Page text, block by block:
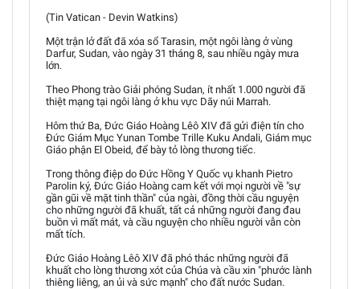
(Tin Vatican - Devin Watkins)
Một trận lở đất đã xóa sổ Tarasin, một ngôi làng ở vùng
Darfur, Sudan, vào ngày 31 tháng 8, sau nhiều ngày mưa
lớn.
Theo Phong trào Giải phóng Sudan, ít nhất 1.000 người đã
thiệt mạng tại ngôi làng ở khu vực Dãy núi Marrah.
Hôm thứ Ba, Đức Giáo Hoàng Lêô XIV đã gửi điện tín cho
Đức Giám Mục Yunan Tombe Trille Kuku Andali, Giám mục
Giáo phận El Obeid, để bày tỏ lòng thương tiếc.
Trong thông điệp do Đức Hồng Y Quốc vụ khanh Pietro
Parolin ký, Đức Giáo Hoàng cam kết với mọi người về "sự
gần gũi về mặt tinh thần" của ngài, đồng thời cầu nguyện
cho những người đã khuất, tất cả những người đang đau
buồn vì mất mát, và cầu nguyện cho nhiều người vẫn còn
mất tích.
Đức Giáo Hoàng Lêô XIV đã phó thác những người đã
khuất cho lòng thương xót của Chúa và cầu xin "phước lành
thiêng liêng, an ủi và sức mạnh" cho đất nước Sudan.